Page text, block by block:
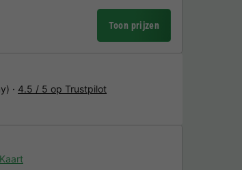
Toon prijzen
Kaart
· 4.5 / 5 op Trustpilot